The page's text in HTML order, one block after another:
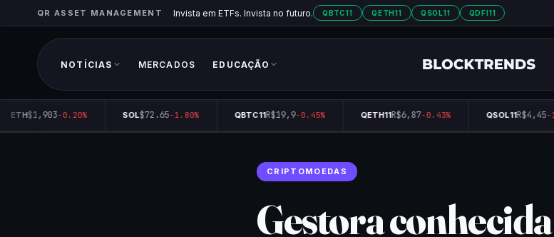
QR ASSET MANAGEMENT Invista em ETFs. Invista no futuro. QBTC11 QETH11 QSOL11 QDFI11
NOTÍCIAS MERCADOS EDUCAÇÃO
ETH$1,903-0.20% SOL$72.65-1.80% QBTC11R$19,9-0.45% QETH11R$6,87-0.43% QSOL11R$4,45-
CRIPTOMOEDAS
Gestora